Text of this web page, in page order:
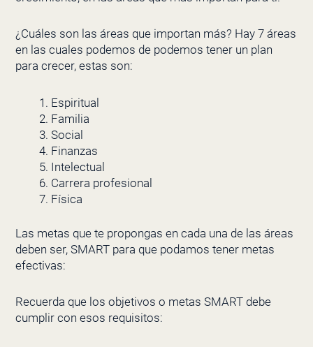
¿Cuáles son las áreas que importan más? Hay 7 áreas
en las cuales podemos de podemos tener un plan
para crecer, estas son:
Espiritual
Familia
Social
Finanzas
Intelectual
Carrera profesional
Física
Las metas que te propongas en cada una de las áreas
deben ser, SMART para que podamos tener metas
efectivas:
Recuerda que los objetivos o metas SMART debe
cumplir con esos requisitos: